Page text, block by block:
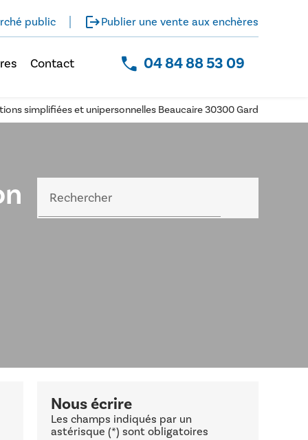
public logoutPublier une vente aux enchères
Contact 04 84 88 53 09
simplifiées et unipersonnelles Beaucaire 30300 Gard
Rechercher
Nous écrire
Les champs indiqués par un
astérisque (*) sont obligatoires